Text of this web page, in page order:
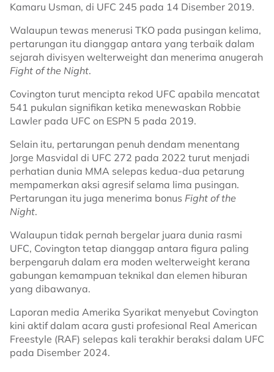
Kamaru Usman, di UFC 245 pada 14 Disember 2019.
Walaupun tewas menerusi TKO pada pusingan kelima,
pertarungan itu dianggap antara yang terbaik dalam
sejarah divisyen welterweight dan menerima anugerah
Fight of the Night.
Covington turut mencipta rekod UFC apabila mencatat
541 pukulan signifikan ketika menewaskan Robbie
Lawler pada UFC on ESPN 5 pada 2019.
Selain itu, pertarungan penuh dendam menentang
Jorge Masvidal di UFC 272 pada 2022 turut menjadi
perhatian dunia MMA selepas kedua-dua petarung
mempamerkan aksi agresif selama lima pusingan.
Pertarungan itu juga menerima bonus Fight of the
Night.
Walaupun tidak pernah bergelar juara dunia rasmi
UFC, Covington tetap dianggap antara figura paling
berpengaruh dalam era moden welterweight kerana
gabungan kemampuan teknikal dan elemen hiburan
yang dibawanya.
Laporan media Amerika Syarikat menyebut Covington
kini aktif dalam acara gusti profesional Real American
Freestyle (RAF) selepas kali terakhir beraksi dalam UFC
pada Disember 2024.